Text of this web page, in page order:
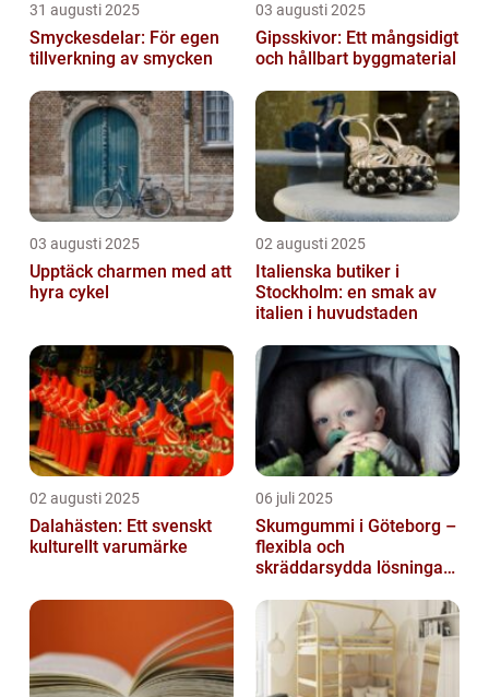
31 augusti 2025
Smyckesdelar: För egen
tillverkning av smycken
03 augusti 2025
Gipsskivor: Ett mångsidigt
och hållbart byggmaterial
03 augusti 2025
Upptäck charmen med att
hyra cykel
02 augusti 2025
Italienska butiker i
Stockholm: en smak av
italien i huvudstaden
02 augusti 2025
Dalahästen: Ett svenskt
kulturellt varumärke
06 juli 2025
Skumgummi i Göteborg –
flexibla och
skräddarsydda lösningar